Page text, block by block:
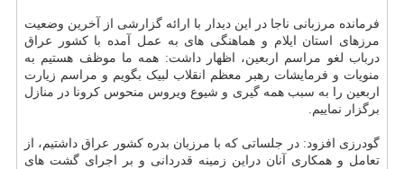
فرمانده مرزبانی ناجا در این دیدار با ارائه گزارشی از آخرین وضعیت
مرزهای استان ایلام و هماهنگی های به عمل آمده با کشور عراق
درباب لغو مراسم اربعین، اظهار داشت: همه ما موظف هستیم به
منویات و فرمایشات رهبر معظم انقلاب لبیک بگویم و مراسم زیارت
اربعین را به سبب همه گیری و شیوع ویروس منحوس کرونا در منازل
برگزار نماییم.
گودرزی افزود: در جلساتی که با مرزبان بدره کشور عراق داشتیم، از
تعامل و همکاری آنان دراین زمینه قدردانی و بر اجرای گشت های